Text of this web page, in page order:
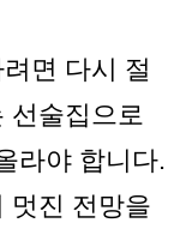
면 다시 절
선술집으로
라야 합니다.
멋진 전망을